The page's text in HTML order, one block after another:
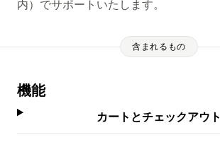
内）でサポートいたします。
含まれるもの
機能
カートとチェックアウト